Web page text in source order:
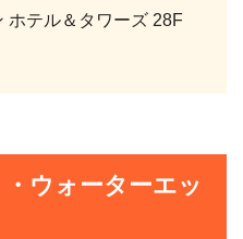
ホテル＆タワーズ 28F
ウォーターエッ